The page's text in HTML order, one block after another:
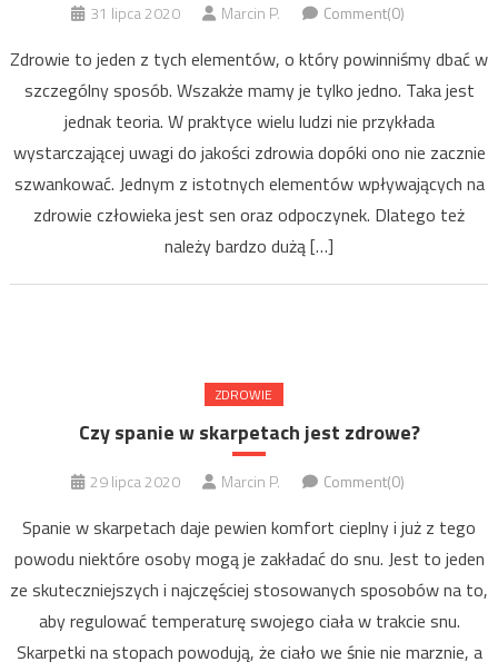
31 lipca 2020 Marcin P. Comment(0)
Zdrowie to jeden z tych elementów, o który powinniśmy dbać w
szczególny sposób. Wszakże mamy je tylko jedno. Taka jest
jednak teoria. W praktyce wielu ludzi nie przykłada
wystarczającej uwagi do jakości zdrowia dopóki ono nie zacznie
szwankować. Jednym z istotnych elementów wpływających na
zdrowie człowieka jest sen oraz odpoczynek. Dlatego też
należy bardzo dużą […]
ZDROWIE
Czy spanie w skarpetach jest zdrowe?
29 lipca 2020 Marcin P. Comment(0)
Spanie w skarpetach daje pewien komfort cieplny i już z tego
powodu niektóre osoby mogą je zakładać do snu. Jest to jeden
ze skuteczniejszych i najczęściej stosowanych sposobów na to,
aby regulować temperaturę swojego ciała w trakcie snu.
Skarpetki na stopach powodują, że ciało we śnie nie marznie, a